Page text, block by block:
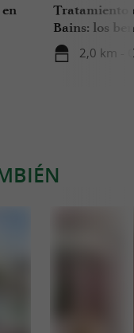
Tratamiento
Bains: los
suave,
2,0 km -